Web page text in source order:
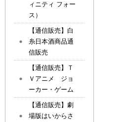
ィニティ フォー
ス）
【通信販売】白
糸日本酒商品通
信販売
【通信販売】Ｔ
Ｖアニメ ジョ
ーカー・ゲーム
【通信販売】劇
場版はいからさ